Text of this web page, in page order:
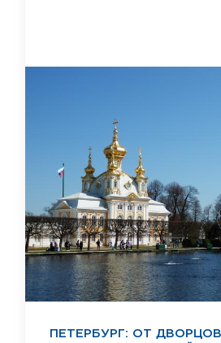
ПЕТЕРБУРГ: ОТ